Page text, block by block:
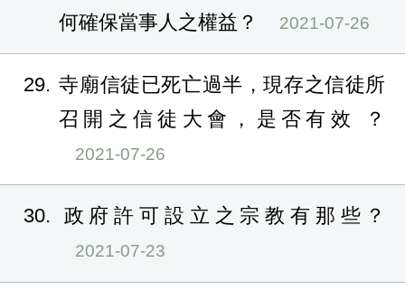
何確保當事人之權益？
2021-07-26
29 寺廟信徒已死亡過半，現存之信徒所
召開之信徒大會，是否有效 ？
2021-07-26
30 政府許可設立之宗教有那些？
2021-07-23